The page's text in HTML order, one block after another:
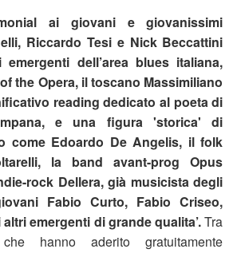
ai giovani e giovanissimi
Riccardo Tesi e Nick Beccattini
dell’area blues italiana,
the Opera, il toscano Massimiliano
reading dedicato al poeta di
e una figura 'storica' di
come Edoardo De Angelis, il folk
la band avant-prog Opus
rock Dellera, già musicista degli
Fabio Curto, Fabio Criseo,
emergenti di grande qualita’.Tra
hanno aderito gratuitamente